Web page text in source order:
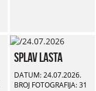
Splav Lasta
DATUM: 24.07.2026.
BROJ FOTOGRAFIJA: 31